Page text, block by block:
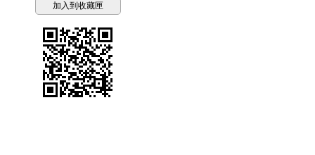
加入到收藏匣